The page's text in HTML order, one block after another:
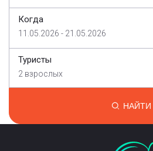
Когда
11.05.2026 - 21.05.2026
Туристы
2 взрослых
НАЙТИ